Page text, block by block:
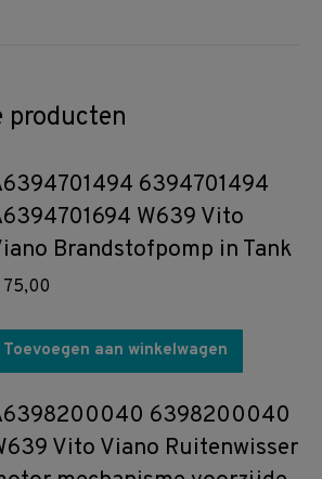
producten
6394701494
W639 Vito
Brandstofpomp in Tank
75,00
Toevoegen aan winkelwagen
6398200040
Vito Viano Ruitenwisser